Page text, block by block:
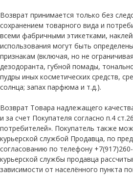
Возврат принимается только без
сохранением товарного вида и
всеми фабричными этикетками,
использования могут быть
признакам (включая, но не
дезодоранта, губной помады,
пудры иных косметических средств,
солнца; запах парфюма и т.д.).
Возврат Товара надлежащего
и за счет Покупателя согласно п.4
потребителей». Покупатель также
курьерской службой Продавца, по
согласованию по телефону
курьерской службы продавца
зависимости от населённого пункта